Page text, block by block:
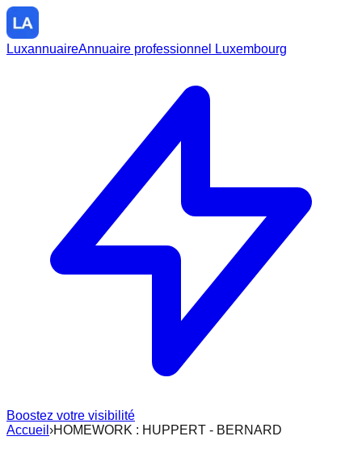
LuxannuaireAnnuaire professionnel Luxembourg
Boostez votre visibilité
Accueil ›HOMEWORK : HUPPERT - BERNARD